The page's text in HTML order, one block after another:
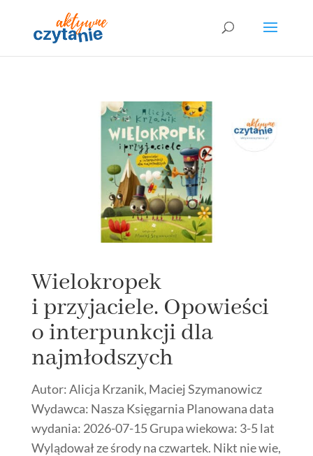
Wielokropek
i przyjaciele. Opowieści
o interpunkcji dla
najmłodszych
Autor: Alicja Krzanik, Maciej Szymanowicz
Wydawca: Nasza Księgarnia Planowana data
wydania: 2026-07-15 Grupa wiekowa: 3-5 lat
Wylądował ze środy na czwartek. Nikt nie wie,